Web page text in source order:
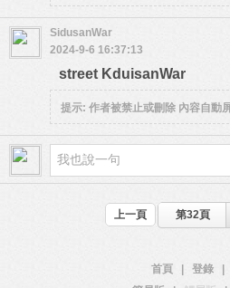
SidusanWar
2024-9-6 16:37:13
street KduisanWar
提示: 作者被禁止或刪除 內容自動
上一頁 第32頁
首頁 登錄